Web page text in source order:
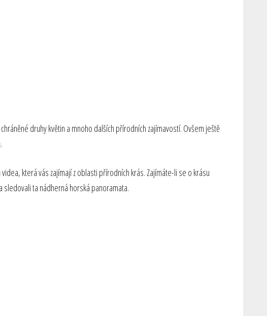
druhy květin a mnoho dalších přírodních zajímavostí. Ovšem ještě
která vás zajímají z oblasti přírodních krás. Zajímáte-li se o krásu
sledovali ta nádherná horská panoramata.